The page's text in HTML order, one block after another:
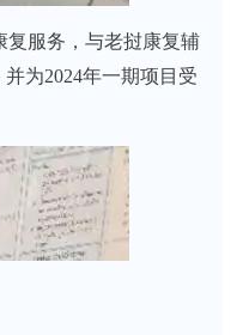
复服务，与老挝康复辅
为2024年一期项目受